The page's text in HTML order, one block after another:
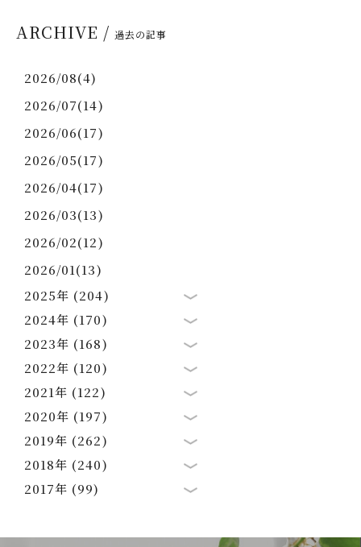
ARCHIVE / 過去の記事
2026/08(4)
2026/07(14)
2026/06(17)
2026/05(17)
2026/04(17)
2026/03(13)
2026/02(12)
2026/01(13)
2025年 (204)
2024年 (170)
2023年 (168)
2022年 (120)
2021年 (122)
2020年 (197)
2019年 (262)
2018年 (240)
2017年 (99)